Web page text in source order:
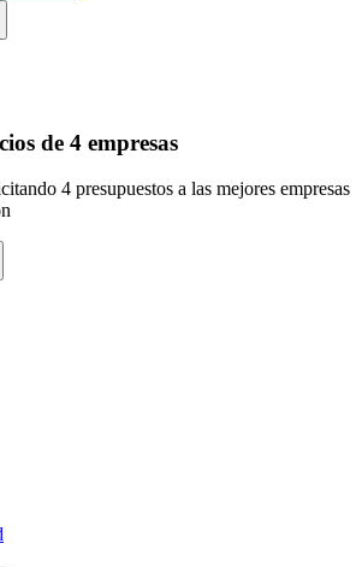
de 4 empresas
4 presupuestos a las mejores empresas